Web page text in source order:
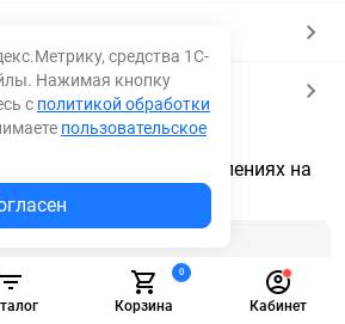
0
Корзина Кабинет
о новых поступлениях на
скидках и акциях
средства 1С-
Нажимая кнопку
с политикой обработки
пользовательское